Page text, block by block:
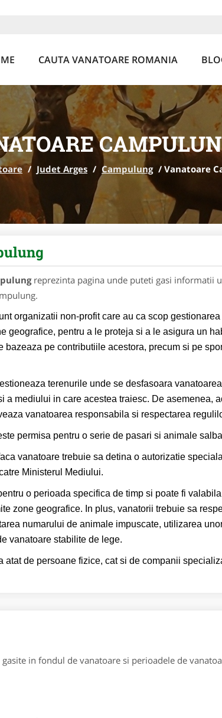
CAUTA VANATOARE ROMANIA
/ Judet Arges / Campulung / Vanatoare
reprezinta pagina unde puteti gasi informatii
organizatii non-profit care au ca scop
geografice, pentru a le proteja si a le asigura un
bazeaza pe contributiile acestora, precum si pe
terenurile unde se desfasoara
a mediului in care acestea traiesc. De asemenea,
vanatoarea responsabila si respectarea
permisa pentru o serie de pasari si animale
vanatoare trebuie sa detina o autorizatie
Ministerul Mediului.
o perioada specifica de timp si poate fi
zone geografice. In plus, vanatorii trebuie sa
numarului de animale impuscate, utilizarea
vanatoare stabilite de lege.
atat de persoane fizice, cat si de companii
in fondul de vanatoare si perioadele de